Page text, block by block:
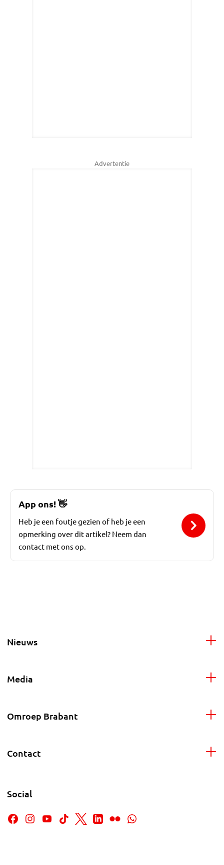
Advertentie
App ons!👋
Heb je een foutje gezien of heb je een
opmerking over dit artikel? Neem dan
contact met ons op.
Nieuws
Media
Omroep Brabant
Contact
Social